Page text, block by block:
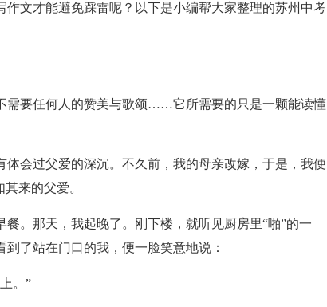
文才能避免踩雷呢？以下是小编帮大家整理的苏州中考
需要任何人的赞美与歌颂……它所需要的只是一颗能读懂
会过父爱的深沉。不久前，我的母亲改嫁，于是，我便
来的父爱。
。那天，我起晚了。刚下楼，就听见厨房里“啪”的一
了站在门口的我，便一脸笑意地说：
。”